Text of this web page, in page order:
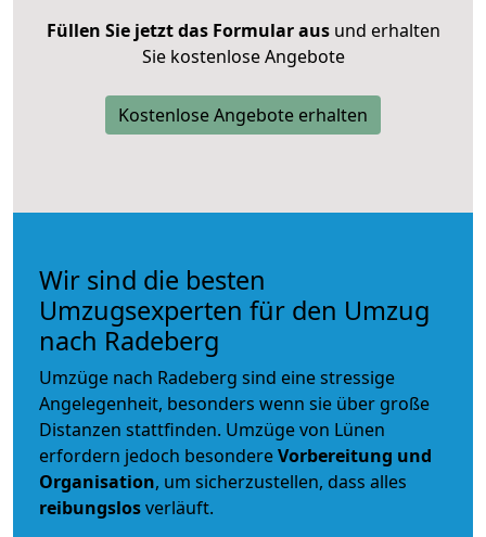
Füllen Sie jetzt das Formular ausund erhalten
Sie kostenlose Angebote
Kostenlose Angebote erhalten
Wir sind die besten
Umzugsexperten für den Umzug
nach Radeberg
Umzüge nach Radeberg sind eine stressige
Angelegenheit, besonders wenn sie über große
Distanzen stattfinden. Umzüge von Lünen
erfordern jedoch besondereVorbereitung und
Organisation, um sicherzustellen, dass alles
reibungslosverläuft.